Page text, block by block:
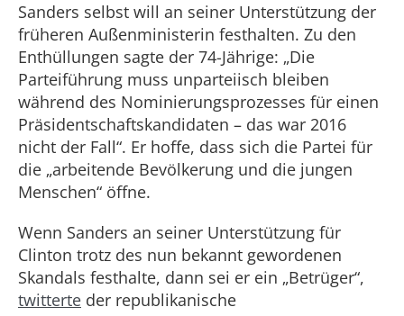
Sanders selbst will an seiner Unterstützung der
früheren Außenministerin festhalten. Zu den
Enthüllungen sagte der 74-Jährige: „Die
Parteiführung muss unparteiisch bleiben
während des Nominierungsprozesses für einen
Präsidentschaftskandidaten – das war 2016
nicht der Fall“. Er hoffe, dass sich die Partei für
die „arbeitende Bevölkerung und die jungen
Menschen“ öffne.
Wenn Sanders an seiner Unterstützung für
Clinton trotz des nun bekannt gewordenen
Skandals festhalte, dann sei er ein „Betrüger“,
twitterte der republikanische